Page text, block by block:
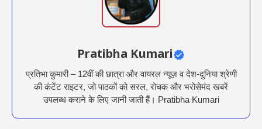
Pratibha Kumari
प्रतिभा कुमारी – 12वीं की छात्रा और वायरल न्यूज़ व देश-दुनिया श्रेणी
की कंटेंट राइटर, जो पाठकों को सरल, रोचक और भरोसेमंद खबरें
उपलब्ध कराने के लिए जानी जाती हैं। Pratibha Kumari